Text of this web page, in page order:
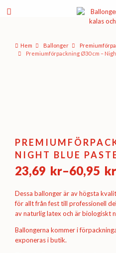
Hem Ballonger
Premiumförpackning Ø30 cm –
NIGHT BLUE
23,69 kr–60,95 kr
Prisintervall:
23,69 kr
till
60,95 kr
Dessa ballonger är av högsta
för allt från fest till professionell
av naturlig latex och är biologiskt
Ballongerna kommer i
exponeras i butik.